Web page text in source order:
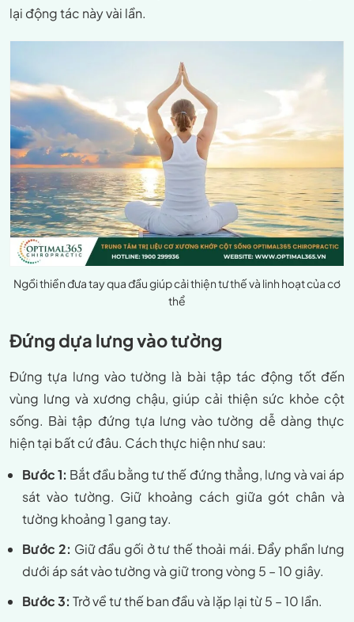
lại động tác này vài lần.
Ngồi thiền đưa tay qua đầu giúp cải thiện tư thế và linh hoạt của cơ
thể
Đứng dựa lưng vào tường
Đứng tựa lưng vào tường là bài tập tác động tốt đến
vùng lưng và xương chậu, giúp cải thiện sức khỏe cột
sống. Bài tập đứng tựa lưng vào tường dễ dàng thực
hiện tại bất cứ đâu. Cách thực hiện như sau:
Bước 1: Bắt đầu bằng tư thế đứng thẳng, lưng và vai áp
sát vào tường. Giữ khoảng cách giữa gót chân và
tường khoảng 1 gang tay.
Bước 2: Giữ đầu gối ở tư thế thoải mái. Đẩy phần lưng
dưới áp sát vào tường và giữ trong vòng 5 – 10 giây.
Bước 3: Trở về tư thế ban đầu và lặp lại từ 5 – 10 lần.